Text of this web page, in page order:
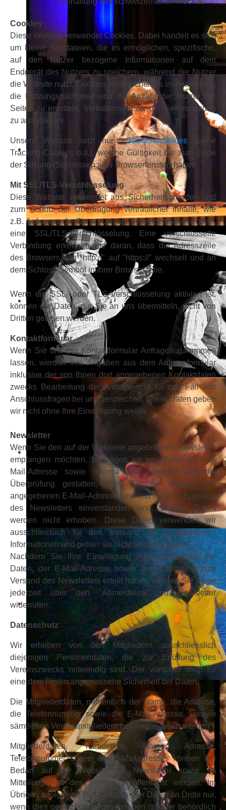
Cookies
Diese Website verwendet Cookies. Dabei handelt es sich
um kleine Textdateien, die es ermöglichen, spezifische,
auf den Nutzer bezogene Informationen auf dem
Endgerät des Nutzers zu speichern, während der Nutzer
die Website nutzt. Cookies ermöglichen es insbesondere,
die Nutzungshäufigkeit und die Anzahl der Nutzer der
Seiten zu ermitteln, Verhaltensmuster der Seitennutzung
zu analysieren
Unsere Website setzt nurSessionscookies(keine
Tracking-Cookies o.ä.), welche Gültigkeit bis zum Ende
der Sitzung (Schliessen aller Browserfenster) haben
Mit SSL/TLS-Verschlüsselung
Diese Website verwendet aus Sicherheitsgründen und
zum Schutz der Übertragung vertraulicher Inhalte, wie
z.B. Anfragen, die Sie an uns als Seitenbetreiber senden,
eine SSL/TLS-Verschlüsselung. Eine verschlüsselte
Verbindung erkennen Sie daran, dass die Adresszeile
des Browsers von "http://" auf "https://" wechselt und an
dem Schloss-Symbol in Ihrer Browserzeile.
Wenn die SSL- oder TLS-Verschlüsselung aktiviert ist,
können die Daten, die Sie an uns übermitteln, nicht von
Dritten gelesen werden.
Kontaktformular
Wenn Sie uns per Kontaktformular Anfragen zukommen
lassen, werden Ihre Angaben aus dem Anfrageformular
inklusive der von Ihnen dort angegebenen Kontaktdaten
zwecks Bearbeitung der Anfrage und für den Fall von
Anschlussfragen bei uns gespeichert. Diese Daten geben
wir nicht ohne Ihre Einwilligung weiter.
Newsletter
Wenn Sie den auf der Webseite angebotenen Newsletter
empfangen möchten, benötigen wir von Ihnen eine E-
Mail-Adresse sowie Informationen, welche uns die
Überprüfung gestatten, dass Sie der Inhaber der
angegebenen E-Mail-Adresse sind und mit dem Empfang
des Newsletters einverstanden sind. Weitere Daten
werden nicht erhoben. Diese Daten verwenden wir
ausschliesslich für den Versand der angeforderten
Informationen und geben sie nicht an Dritte weiter.
Nachdem Sie Ihre Einwilligung zur Speicherung der
Daten, der E-Mail-Adresse sowie deren Nutzung zum
Versand des Newsletters erteilt haben, können Sie diese
jederzeit über den "Abmeldelink" im Newsletter
widerrufen.
Datenschutz
Wir erheben von den Mitgliedern ausschliesslich
diejenigen Personendaten, die zur Erfüllung des
Vereinszwecks notwendig sind. Der Vorstand sorgt für
eine dem Risiko angemessene Sicherheit der Daten.
Die Mitgliederdaten, namentlich der Name, die Adresse,
die Telefonnummer sowie die E-Mail-Adresse, können
sämtlichen Vereinsmitgliedern bekanntgegeben werden.
Mitgliederdaten, namentlich Name, Adresse,
Telefonnummer sowie die E-Mailadresse, können bei
Bedarf auf der Website, im Newsletter sowie im
Mitteilungsblatt des Vereins veröffentlicht werden. Im
Übrigen erfolgt eine Bekanntgabe der Daten an Dritte nur,
wenn dies gesetzlich vorgeschrieben ist oder behördlich